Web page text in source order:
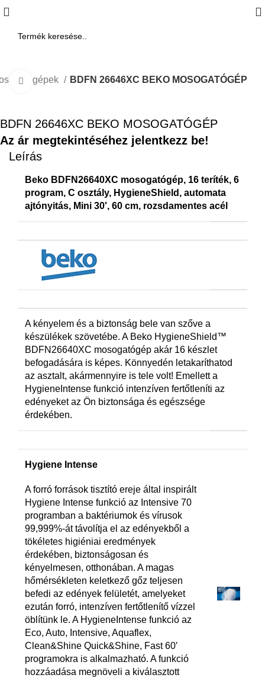
BDFN 26646XC BEKO MOSOGATÓGÉP
Click to enlarge
BDFN 26646XC BEKO MOSOGATÓGÉP
Az ár megtekintéséhez jelentkezz be!
Leírás
Beko BDFN26640XC mosogatógép, 16 teríték, 6
program, C osztály, HygieneShield, automata
ajtónyitás, Mini 30′, 60 cm, rozsdamentes acél
A kényelem és a biztonság bele van szőve a
készülékek szövetébe. A Beko HygieneShield™
BDFN26640XC mosogatógép akár 16 készlet
befogadására is képes. Könnyedén letakaríthatod
az asztalt, akármennyire is tele volt! Emellett a
HygieneIntense funkció intenzíven fertőtleníti az
edényeket az Ön biztonsága és egészsége
érdekében.
Hygiene Intense
A forró források tisztító ereje által inspirált
Hygiene Intense funkció az Intensive 70
programban a baktériumok és vírusok
99,999%-át távolítja el az edényekből a
tökéletes higiéniai eredmények
érdekében, biztonságosan és
kényelmesen, otthonában. A magas
hőmérsékleten keletkező gőz teljesen
befedi az edények felületét, amelyeket
ezután forró, intenzíven fertőtlenítő vízzel
öblítünk le. A HygieneIntense funkció az
Eco, Auto, Intensive, Aquaflex,
Clean&Shine Quick&Shine, Fast 60′
programokra is alkalmazható. A funkció
hozzáadása megnöveli a kiválasztott